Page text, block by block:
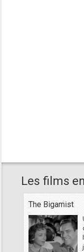
Les films
The Bigamist